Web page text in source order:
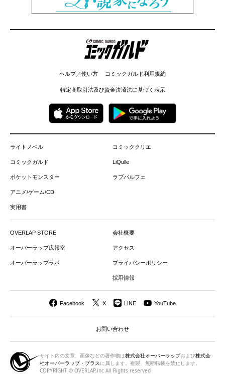
コミックガルド
ヘルプ／使い方 コミックガルド利用規約
特定商取引法及び資金決済法に基づく表示
ライトノベル
コミックガルド
ポケットモンスター
アニメ/ゲーム/CD
実用書
コミッククリエ
LiQulle
ラブパルフェ
OVERLAP STORE
オーバーラップ広報室
オーバーラップラボ
会社概要
アクセス
プライバシーポリシー
採用情報
Facebook X LINE YouTube
お問い合わせ
サイト内の文章、画像などの著作物は株式会社オーバーラップおよび株式会
社オーバーラップ・プラス に属します。複製、無断転載を禁止します。
COPYRIGHT © OVERLAP,inc All Rights reserved